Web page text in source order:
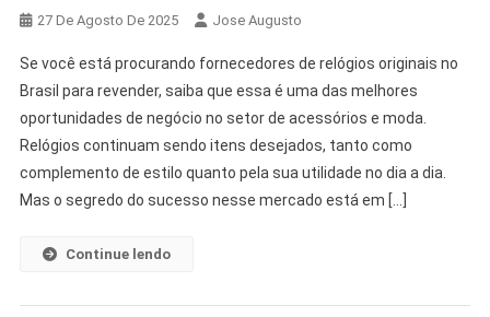
27 De Agosto De 2025 Jose Augusto
Se você está procurando fornecedores de relógios originais no
Brasil para revender, saiba que essa é uma das melhores
oportunidades de negócio no setor de acessórios e moda.
Relógios continuam sendo itens desejados, tanto como
complemento de estilo quanto pela sua utilidade no dia a dia.
Mas o segredo do sucesso nesse mercado está em […]
Continue lendo